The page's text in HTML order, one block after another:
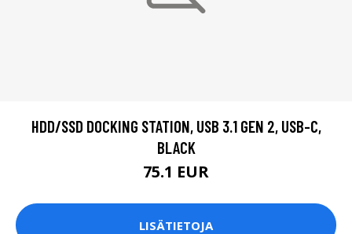
HDD/SSD DOCKING STATION, USB 3.1 GEN 2, USB-C,
BLACK
75.1 EUR
LISÄTIETOJA